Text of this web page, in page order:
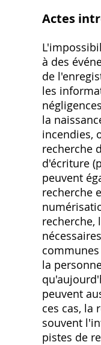
Actes
à des
de
les
la
incendies,
recherche
d'écriture
peuvent
recherche
recherche,
la
peuvent
ces cas, la
souvent
pistes de